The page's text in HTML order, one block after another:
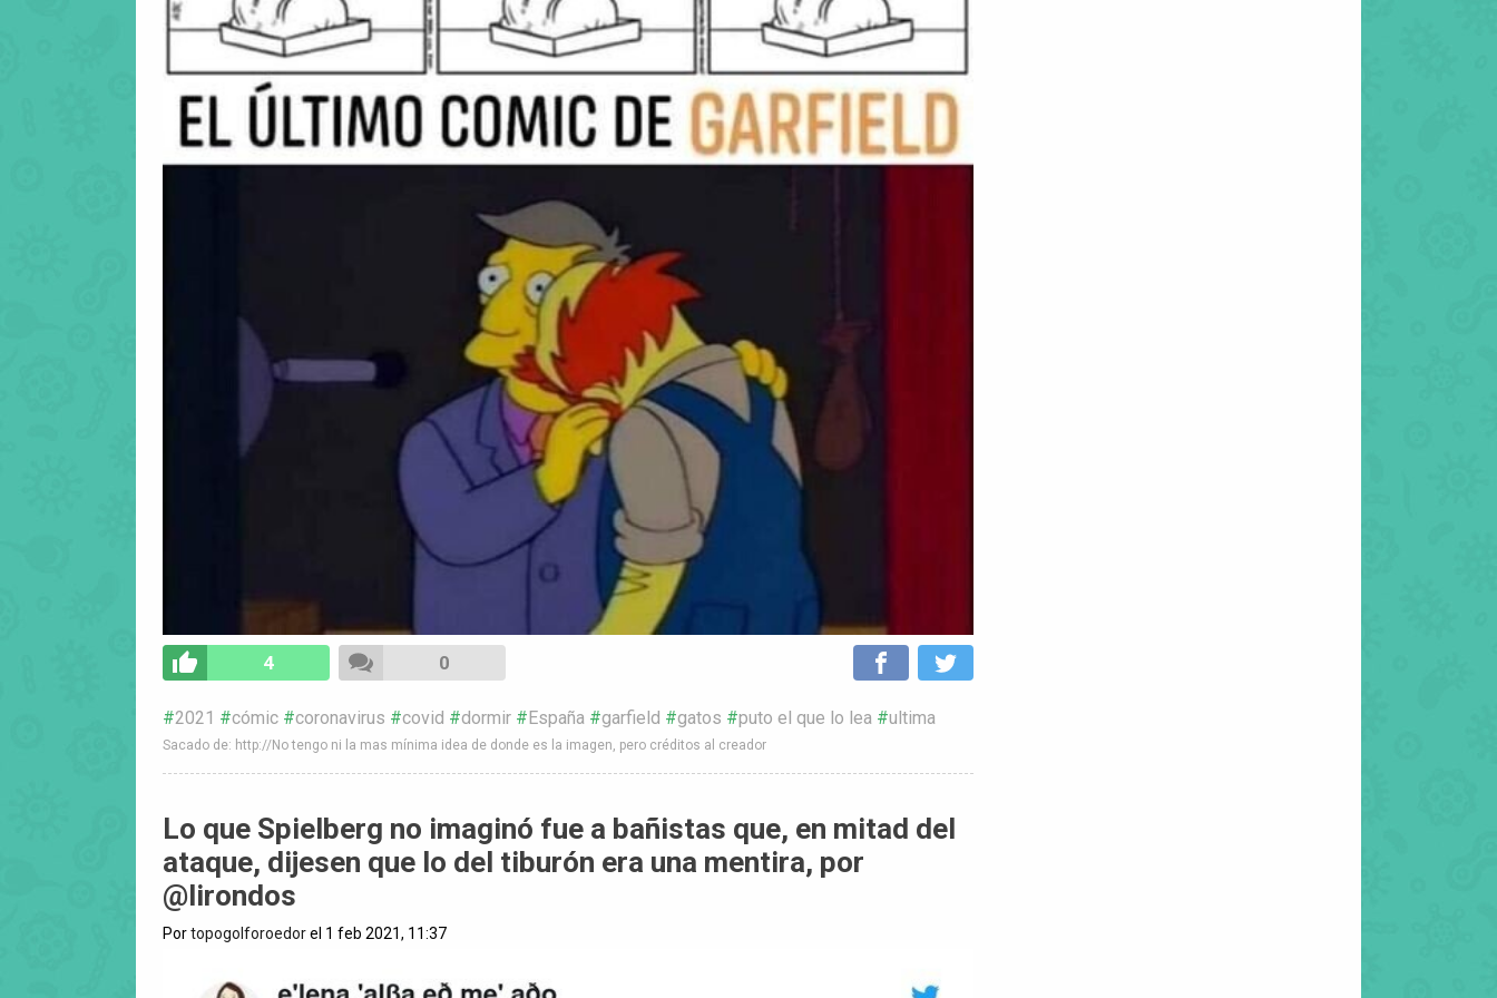
4 0
2021 cómic coronavirus covid dormir España garfield gatos puto el que lo lea ultima
Sacado de: http://No tengo ni la mas mínima idea de donde es la imagen, pero créditos al creador
Lo que Spielberg no imaginó fue a bañistas que, en mitad del
ataque, dijesen que lo del tiburón era una mentira, por
@lirondos
Portopogolforoedorel 1 feb 2021, 11:37